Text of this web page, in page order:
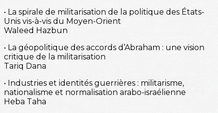
• La spirale de militarisation de la politique des États-
Unis vis-à-vis du Moyen-Orient
Waleed Hazbun
• La géopolitique des accords d’Abraham : une vision
critique de la militarisation
Tariq Dana
• Industries et identités guerrières : militarisme,
nationalisme et normalisation arabo-israélienne
Heba Taha